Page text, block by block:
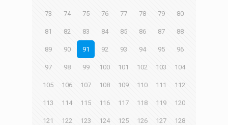
73 74 75 76 77 78 79 80
81 82 83 84 85 86 87 88
89 90 91 92 93 94 95 96
97 98 99 100 101 102 103 104
105 106 107 108 109 110 111 112
113 114 115 116 117 118 119 120
121 122 123 124 125 126 127 128